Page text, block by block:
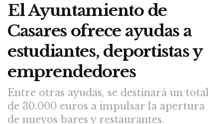
El Ayuntamiento de
Casares ofrece ayudas a
estudiantes, deportistas y
emprendedores
Entre otras ayudas, se destinará un total
de 30.000 euros a impulsar la apertura
de nuevos bares y restaurantes.